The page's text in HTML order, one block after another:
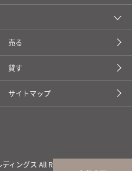
売る
貸す
サイトマップ
ィングス All Rights Reserved